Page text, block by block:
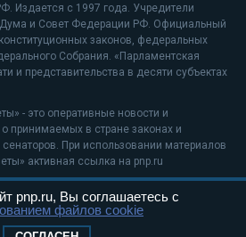
Издается с 1997 года. Учредители
Дума и Совет Федерации РФ. Официальный
законов, федеральных
Собрания. «Парламентская
и представительства в десяти субъектах
- это оперативные новости и
принимаемых в стране законах и
сенаторов. При использовании материалов
активная ссылка на pnp.ru
применяютсярекомендательные
данных
pnp.ru, Вы соглашаетесь с
файлов cookie